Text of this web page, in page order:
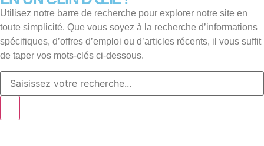
Utilisez notre barre de recherche pour explorer notre site en
toute simplicité. Que vous soyez à la recherche d’informations
spécifiques, d’offres d’emploi ou d’articles récents, il vous suffit
de taper vos mots-clés ci-dessous.